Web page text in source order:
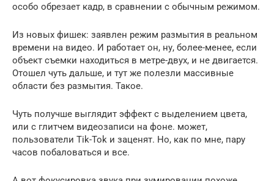
особо обрезает кадр, в сравнении с обычным режимом.
Из новых фишек: заявлен режим размытия в реальном
времени на видео. И работает он, ну, более-менее, если
объект съемки находиться в метре-двух, и не двигается.
Отошел чуть дальше, и тут же полезли массивные
области без размытия. Такое.
Чуть получше выглядит эффект с выделением цвета,
или с глитчем видеозаписи на фоне. может,
пользователи Tik-Tok и заценят. Но, как по мне, пару
часов побаловаться и все.